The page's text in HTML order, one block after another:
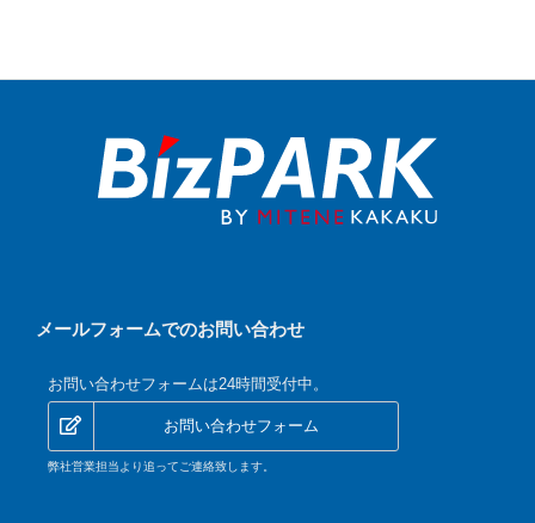
メールフォームでのお問い合わせ
お問い合わせフォームは24時間受付中。
お問い合わせフォーム
弊社営業担当より追ってご連絡致します。